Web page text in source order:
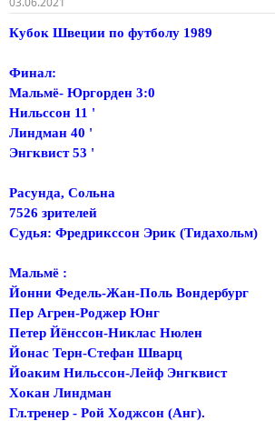
Кубок Швеции по футболу 1989
Финал:
Мальмё- Юргорден 3:0
Нильссон 11 '
Линдман 40 '
Энгквист 53 '
Расунда, Сольна
7526 зрителей
Судья: Фредрикссон Эрик (Тидахольм)
Мальмё :
Йонни Федель-Жан-Поль Вондербург
Пер Агрен-Роджер Юнг
Петер Йёнссон-Никлас Нюлен
Йонас Терн-Стефан Шварц
Йоаким Нильссон-Лейф Энгквист
Хокан Линдман
Гл.тренер - Рой Ходжсон (Анг).